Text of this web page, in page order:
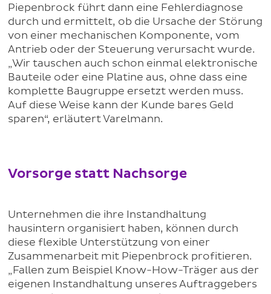
Piepenbrock führt dann eine Fehlerdiagnose
durch und ermittelt, ob die Ursache der Störung
von einer mechanischen Komponente, vom
Antrieb oder der Steuerung verursacht wurde.
„Wir tauschen auch schon einmal elektronische
Bauteile oder eine Platine aus, ohne dass eine
komplette Baugruppe ersetzt werden muss.
Auf diese Weise kann der Kunde bares Geld
sparen“, erläutert Varelmann.
Vorsorge statt Nachsorge
Unternehmen die ihre Instandhaltung
hausintern organisiert haben, können durch
diese flexible Unterstützung von einer
Zusammenarbeit mit Piepenbrock profitieren.
„Fallen zum Beispiel Know-How-Träger aus der
eigenen Instandhaltung unseres Auftraggebers